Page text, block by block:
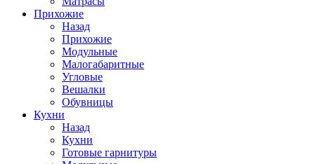
Прихожие
Назад
Прихожие
Модульные
Малогабаритные
Угловые
Вешалки
Обувницы
Кухни
Назад
Кухни
Готовые гарнитуры